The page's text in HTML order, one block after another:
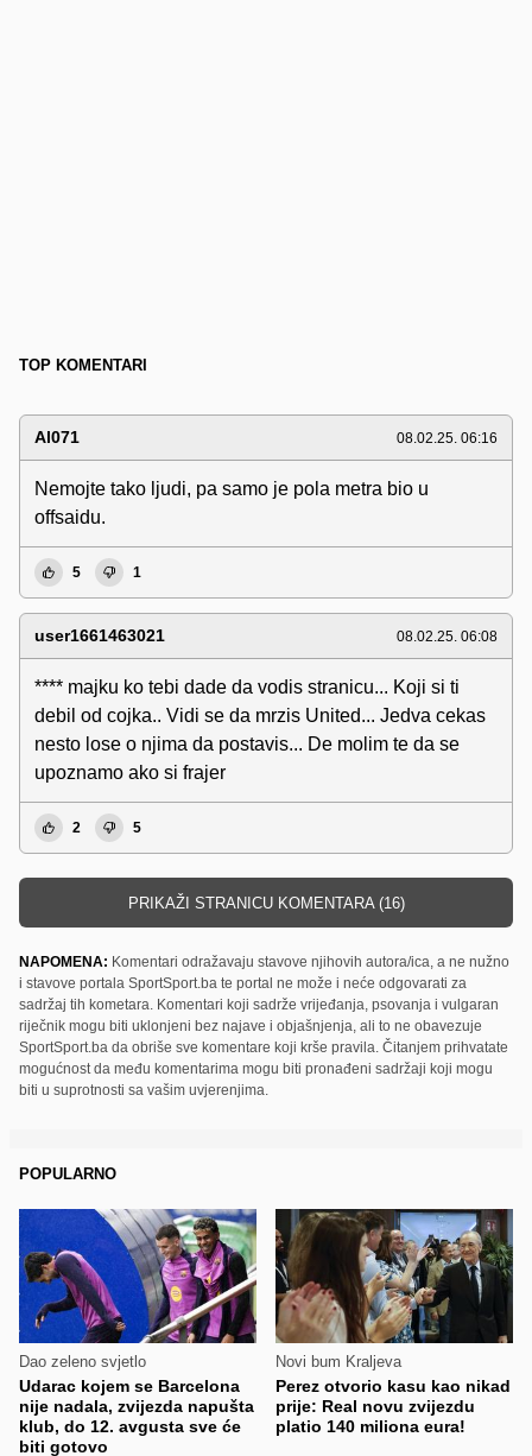
TOP KOMENTARI
Al071 08.02.25. 06:16
Nemojte tako ljudi, pa samo je pola metra bio u
offsaidu.
5 1
user1661463021 08.02.25. 06:08
**** majku ko tebi dade da vodis stranicu... Koji si ti
debil od cojka.. Vidi se da mrzis United... Jedva cekas
nesto lose o njima da postavis... De molim te da se
upoznamo ako si frajer
2 5
PRIKAŽI STRANICU KOMENTARA (16)
NAPOMENA: Komentari odražavaju stavove njihovih autora/ica, a ne nužno
i stavove portala SportSport.ba te portal ne može i neće odgovarati za
sadržaj tih kometara. Komentari koji sadrže vrijeđanja, psovanja i vulgaran
riječnik mogu biti uklonjeni bez najave i objašnjenja, ali to ne obavezuje
SportSport.ba da obriše sve komentare koji krše pravila. Čitanjem prihvatate
mogućnost da među komentarima mogu biti pronađeni sadržaji koji mogu
biti u suprotnosti sa vašim uvjerenjima.
POPULARNO
Dao zeleno svjetlo
Udarac kojem se Barcelona
nije nadala, zvijezda napušta
klub, do 12. avgusta sve će
biti gotovo
Novi bum Kraljeva
Perez otvorio kasu kao nikad
prije: Real novu zvijezdu
platio 140 miliona eura!